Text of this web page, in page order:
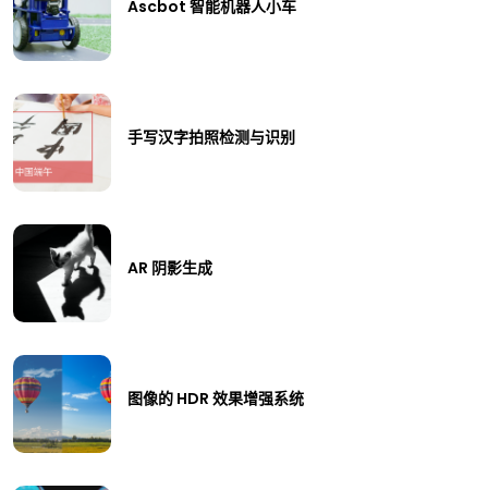
Ascbot 智能机器人小车
手写汉字拍照检测与识别
AR 阴影生成
图像的 HDR 效果增强系统